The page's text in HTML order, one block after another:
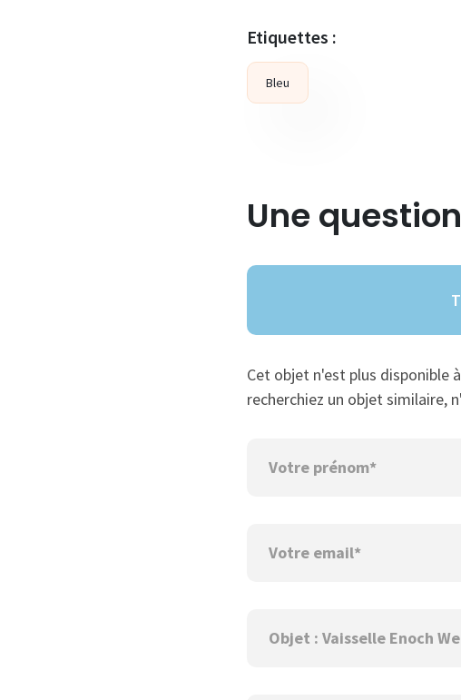
Etiquettes :
Bleu
Une
Cet objet n'est plus disponible
recherchiez un objet similaire,